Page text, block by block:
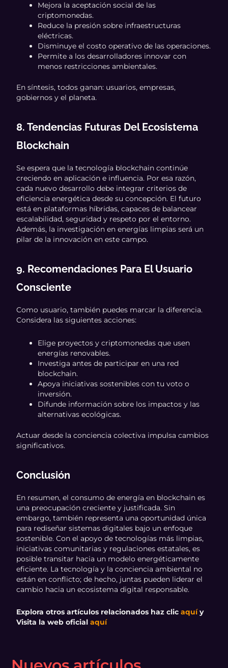
Mejora la aceptación social de las
criptomonedas.
Reduce la presión sobre infraestructuras
eléctricas.
Disminuye el costo operativo de las operaciones.
Permite a los desarrolladores innovar con
menos restricciones ambientales.
En síntesis, todos ganan: usuarios, empresas,
gobiernos y el planeta.
8. Tendencias Futuras Del Ecosistema
Blockchain
Se espera que la tecnología blockchain continúe
creciendo en aplicación e influencia. Por esa razón,
cada nuevo desarrollo debe integrar criterios de
eficiencia energética desde su concepción. El futuro
está en plataformas híbridas, capaces de balancear
escalabilidad, seguridad y respeto por el entorno.
Además, la investigación en energías limpias será un
pilar de la innovación en este campo.
9. Recomendaciones Para El Usuario
Consciente
Como usuario, también puedes marcar la diferencia.
Considera las siguientes acciones:
Elige proyectos y criptomonedas que usen
energías renovables.
Investiga antes de participar en una red
blockchain.
Apoya iniciativas sostenibles con tu voto o
inversión.
Difunde información sobre los impactos y las
alternativas ecológicas.
Actuar desde la conciencia colectiva impulsa cambios
significativos.
Conclusión
En resumen, el consumo de energía en blockchain es
una preocupación creciente y justificada. Sin
embargo, también representa una oportunidad única
para rediseñar sistemas digitales bajo un enfoque
sostenible. Con el apoyo de tecnologías más limpias,
iniciativas comunitarias y regulaciones estatales, es
posible transitar hacia un modelo energéticamente
eficiente. La tecnología y la conciencia ambiental no
están en conflicto; de hecho, juntas pueden liderar el
cambio hacia un ecosistema digital responsable.
Explora otros artículos relacionados haz clicaquíy
Visita la web oficialaquí